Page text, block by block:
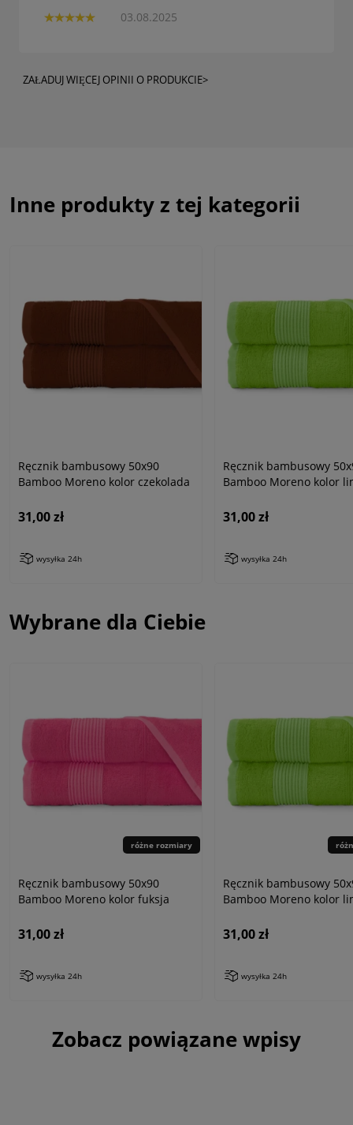
03.08.2025
ZAŁADUJ WIĘCEJ OPINII O PRODUKCIE>
Inne produkty z tej kategorii
Ręcznik bambusowy 50x90
Bamboo Moreno kolor czekolada
31,00 zł
wysyłka 24h
Ręcznik bambusowy
Bamboo Moreno kolor
31,00 zł
wysyłka 24h
Wybrane dla Ciebie
różne rozmiary
Ręcznik bambusowy 50x90
Bamboo Moreno kolor fuksja
31,00 zł
wysyłka 24h
Ręcznik bambusowy
Bamboo Moreno kolor
31,00 zł
wysyłka 24h
Zobacz powiązane wpisy